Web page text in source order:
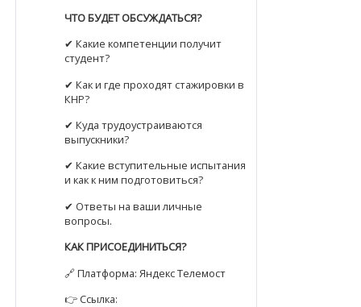
ЧТО БУДЕТ ОБСУЖДАТЬСЯ?
✔ Какие компетенции получит
студент?
✔ Как и где проходят стажировки в
КНР?
✔ Куда трудоустраиваются
выпускники?
✔ Какие вступительные испытания
и как к ним подготовиться?
✔ Ответы на ваши личные
вопросы.
КАК ПРИСОЕДИНИТЬСЯ?
🔗 Платформа: Яндекс Телемост
👉 Ссылка: